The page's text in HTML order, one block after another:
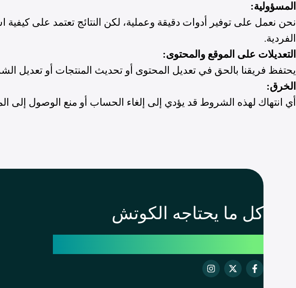
المسؤولية:
نحن نعمل على توفير أدوات دقيقة وعملية، لكن النتائج تعتمد على
الفردية.
التعديلات على الموقع والمحتوى:
يحتفظ فريقنا بالحق في تعديل المحتوى أو تحديث المنتجات أو
الخرق:
أي انتهاك لهذه الشروط قد يؤدي إلى إلغاء الحساب أو منع الوصول إلى
كل ما يحتاجه الكوتش